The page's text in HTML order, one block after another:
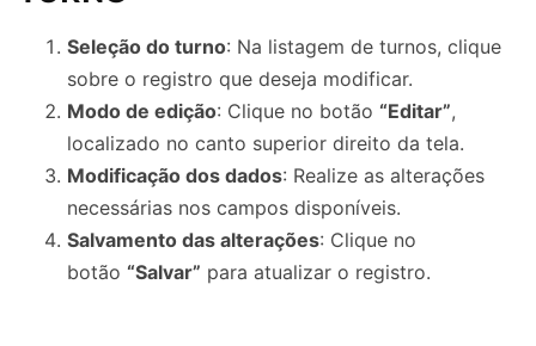
Seleção do turno: Na listagem de turnos, clique
sobre o registro que deseja modificar.
Modo de edição: Clique no botão “Editar”,
localizado no canto superior direito da tela.
Modificação dos dados: Realize as alterações
necessárias nos campos disponíveis.
Salvamento das alterações: Clique no
botão “Salvar” para atualizar o registro.